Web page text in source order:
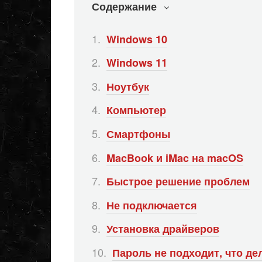
Содержание
Windows 10
Windows 11
Ноутбук
Компьютер
Смартфоны
MacBook и iMac на macOS
Быстрое решение проблем
Не подключается
Установка драйверов
Пароль не подходит, что